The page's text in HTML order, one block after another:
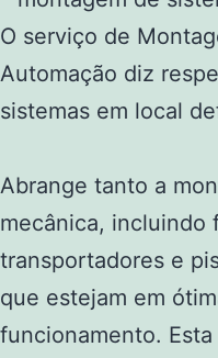
O serviço de
Automação diz
sistemas em local
Abrange tanto a
mecânica, incluindo
transportadores e
que estejam em
funcionamento.